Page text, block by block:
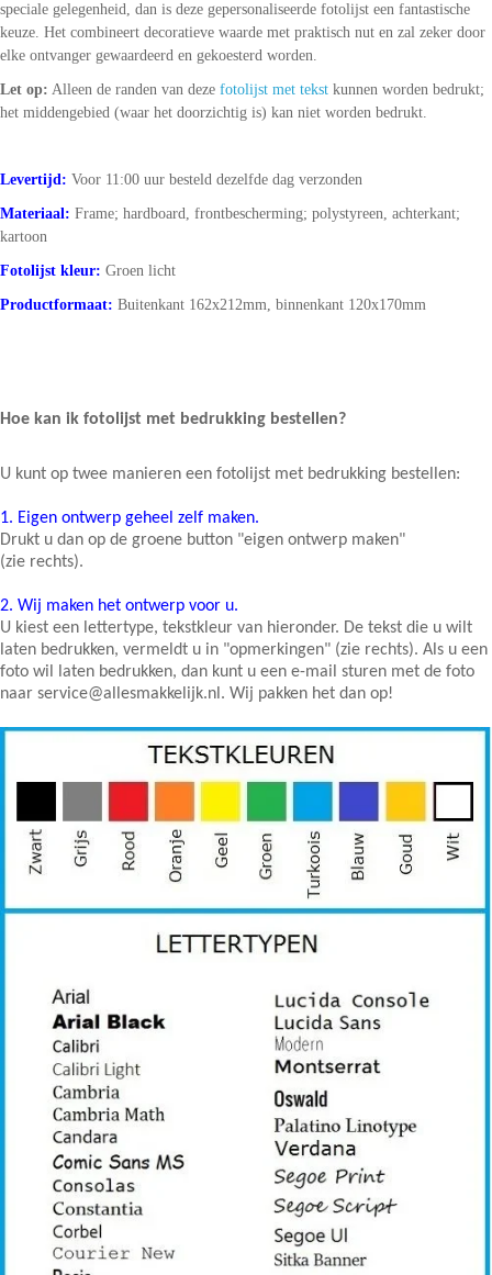
speciale gelegenheid, dan is deze gepersonaliseerde fotolijst een fantastische
keuze. Het combineert decoratieve waarde met praktisch nut en zal zeker door
elke ontvanger gewaardeerd en gekoesterd worden.
Let op: Alleen de randen van deze fotolijst met tekst kunnen worden bedrukt;
het middengebied (waar het doorzichtig is) kan niet worden bedrukt.
Levertijd: Voor 11:00 uur besteld dezelfde dag verzonden
Materiaal: Frame; hardboard, frontbescherming; polystyreen, achterkant;
kartoon
Fotolijst kleur: Groen licht
Productformaat: Buitenkant 162x212mm, binnenkant 120x170mm
Hoe kan ik fotolijst met bedrukking bestellen?
U kunt op twee manieren een fotolijst met bedrukking bestellen:
1. Eigen ontwerp geheel zelf maken.
Drukt u dan op de groene button "eigen ontwerp maken"
(zie rechts).
2. Wij maken het ontwerp voor u.
U kiest een lettertype, tekstkleur van hieronder. De tekst die u wilt
laten bedrukken, vermeldt u in "opmerkingen" (zie rechts). Als u een
foto wil laten bedrukken, dan kunt u een e-mail sturen met de foto
naar service@allesmakkelijk.nl. Wij pakken het dan op!